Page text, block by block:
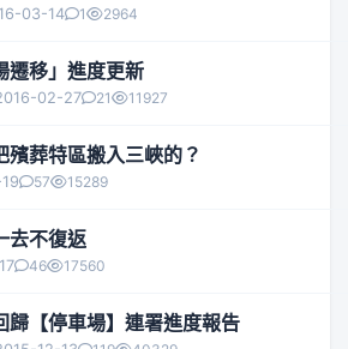
03-14 1 2964
遷移」進度更新
02-27 21 11927
殯葬特區搬入三峽的？
57 15289
去不復返
46 17560
歸【停車場】連署進度報告